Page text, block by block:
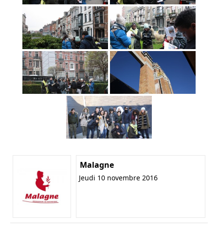
Malagne
Jeudi 10 novembre 2016